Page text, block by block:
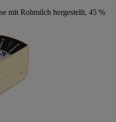
mit Rohmilch hergestellt, 45 %